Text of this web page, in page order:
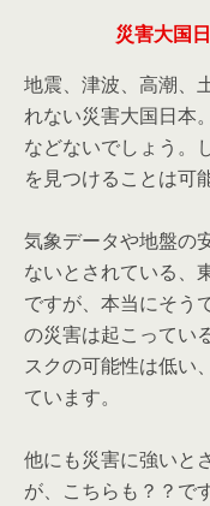
災害大国
地震、津波、高潮、
れない災害大国日本
などないでしょう。
を見つけることは可
気象データや地盤の
ないとされている、
ですが、本当にそう
の災害は起こってい
スクの可能性は低い
ています。
他にも災害に強いと
が、こちらも？？で